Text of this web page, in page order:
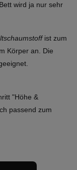
wird ja nur sehr
ist zum
Körper an. Die
"Höhe &
passend zum